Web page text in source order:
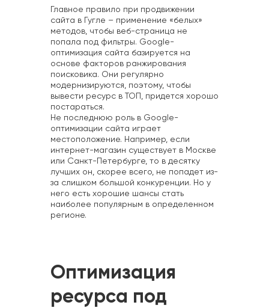
Главное правило при продвижении
сайта в Гугле – применение «белых»
методов, чтобы веб-страница не
попала под фильтры. Google-
оптимизация сайта базируется на
основе факторов ранжирования
поисковика. Они регулярно
модернизируются, поэтому, чтобы
вывести ресурс в ТОП, придется хорошо
постараться.
Не последнюю роль в Google-
оптимизации сайта играет
местоположение. Например, если
интернет-магазин существует в Москве
или Санкт-Петербурге, то в десятку
лучших он, скорее всего, не попадет из-
за слишком большой конкуренции. Но у
него есть хорошие шансы стать
наиболее популярным в определенном
регионе.
Оптимизация
ресурса под